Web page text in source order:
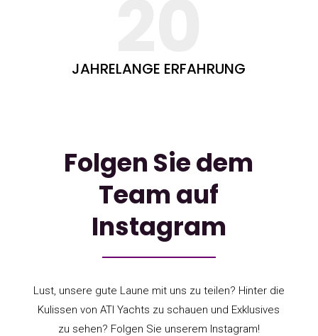
JAHRELANGE ERFAHRUNG
Folgen Sie dem
Team auf
Instagram
Lust, unsere gute Laune mit uns zu teilen? Hinter die
Kulissen von ATI Yachts zu schauen und Exklusives
zu sehen? Folgen Sie unserem Instagram!